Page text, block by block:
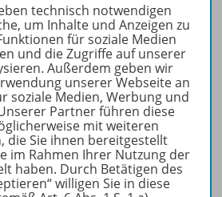
Service
technisch notwendigen
um Inhalte und Anzeigen zu
für soziale Medien
und die Zugriffe auf unserer
Außerdem geben wir
unserer Webseite an
soziale Medien, Werbung und
Partner führen diese
mit weiteren
die Sie ihnen bereitgestellt
im Rahmen Ihrer Nutzung der
haben. Durch Betätigen des
willigen Sie in diese